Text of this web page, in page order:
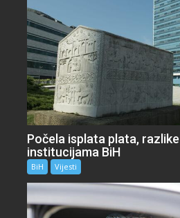
Počela isplata plata,
institucijama BiH
BiH Vijesti